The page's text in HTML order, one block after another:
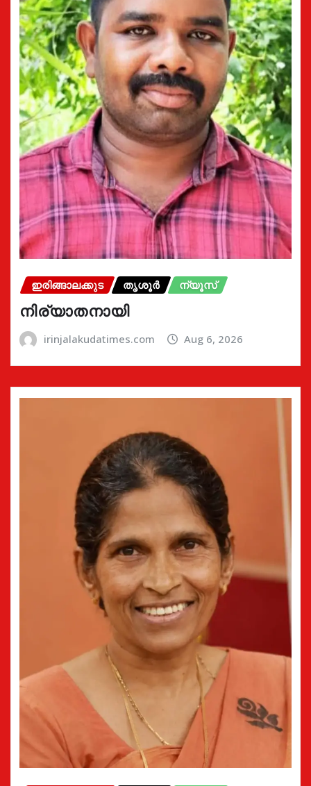
ഇരിങ്ങാലക്കുട തൃശൂർ ന്യൂസ്
നിര്യാതനായി
irinjalakudatimes.com Aug 6, 2026